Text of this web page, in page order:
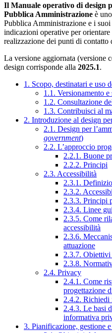
Il Manuale operativo di design
Pubblica Amministrazione è
Pubblica Amministrazione e i
indicazioni operative per
realizzazione dei punti di contatto
La versione aggiornata (versione
design corrisponde alla 2025.1.
1. Scopo, destinatari e uso
1.1. Versionamento e
1.2. Consultazione
1.3. Contribuisci al
2. Introduzione al design
2.1. Design per
government)
2.2. L’approccio
2.2.1. Buone
2.2.2. Principi
2.3. Accessibilità
2.3.1.
2.3.2.
2.3.3. Principi
2.3.4. Linee
2.3.5. Come
accessibilità
2.3.6.
attuazione
2.3.7. Obiettivi
2.3.8.
2.4. Privacy
2.4.1. Come
progettazione
2.4.2. Richiedi
2.4.3. Le basi
informativa
3. Pianificazione, gestione e